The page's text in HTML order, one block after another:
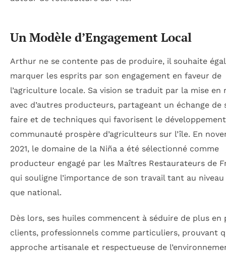
Un Modèle d’Engagement Local
Arthur ne se contente pas de produire, il souhaite
marquer les esprits par son engagement en faveur de
l’agriculture locale. Sa vision se traduit par la mise en
avec d’autres producteurs, partageant un échange de
faire et de techniques qui favorisent le développement
communauté prospère d’agriculteurs sur l’île. En
2021, le domaine de la Niña a été sélectionné comme
producteur engagé par les Maîtres Restaurateurs de
qui souligne l’importance de son travail tant au
que national.
Dès lors, ses huiles commencent à séduire de plus en
clients, professionnels comme particuliers, prouvant
approche artisanale et respectueuse de